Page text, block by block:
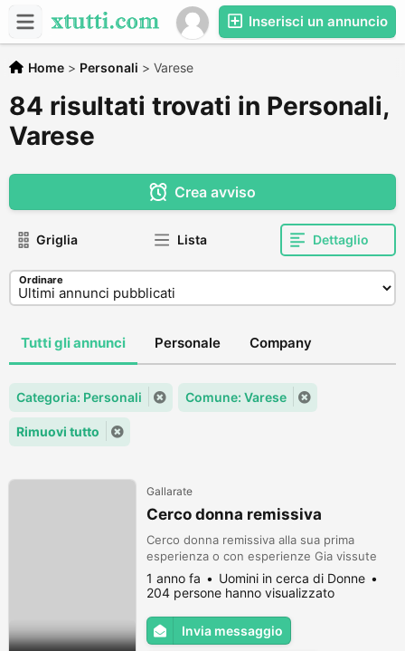
Inserisci un annuncio
Home > Personali > Varese
84 risultati trovati in Personali,
Varese
Crea avviso
Griglia Lista Dettaglio
Ordinare
Tutti gli annunci Personale Company
Categoria: Personali Comune: Varese
Rimuovi tutto
Gallarate
Cerco donna remissiva
Cerco donna remissiva alla sua prima
esperienza o con esperienze Gia vissute
1 anno fa
Uomini in cerca di Donne
204 persone hanno visualizzato
Invia messaggio